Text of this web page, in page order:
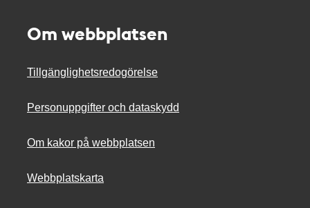
Om webbplatsen
Tillgänglighetsredogörelse
Personuppgifter och dataskydd
Om kakor på webbplatsen
Webbplatskarta